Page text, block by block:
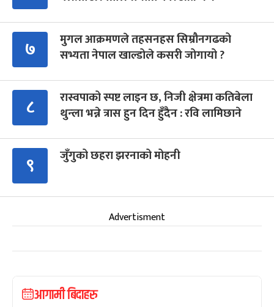
७
मुगल आक्रमणले तहसनहस सिम्रौनगढको
सभ्यता नेपाल खाल्डोले कसरी जोगायो ?
८
रास्वपाको स्पष्ट लाइन छ, निजी क्षेत्रमा कतिबेला
थुन्ला भन्ने त्रास हुन दिन हुँदैन : रवि लामिछाने
९ जुँगुको छहरा झरनाको मोहनी
Advertisment
आगामी बिदाहरु